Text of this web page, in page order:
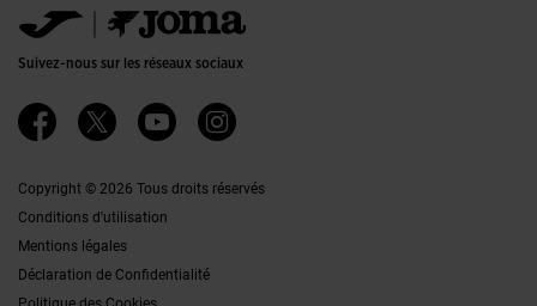
FAQs
Canal éthique
Politique de qualité et d'environnement
Emplois
Ethics Channel
Jomanet
Service Marketing
Contacter
Suivez-nous sur les réseaux sociaux
Copyright © 2026 Tous droits réservés
Conditions d'utilisation
Mentions légales
Déclaration de Confidentialité